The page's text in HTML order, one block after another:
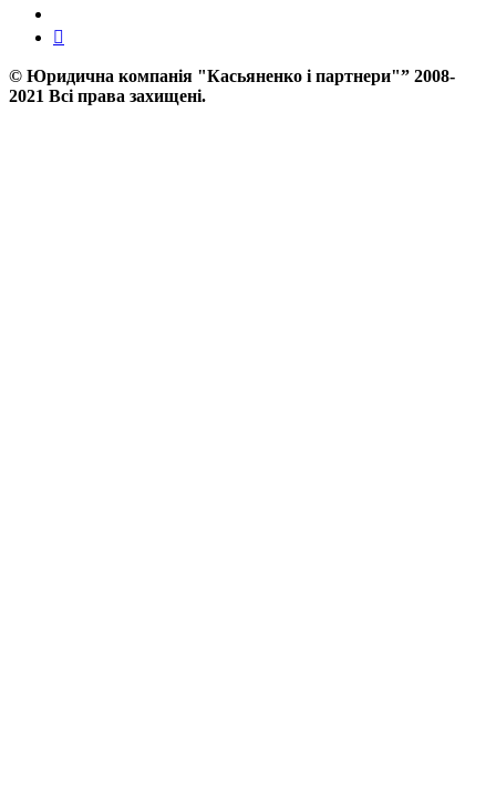
© Юридична компанія "Касьяненко і партнери"” 2008-
2021 Всі права захищені.